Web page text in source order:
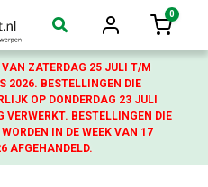
Login
0
ZATERDAG 25 JULI T/M
2026. BESTELLINGEN DIE
OP DONDERDAG 23 JULI
VERWERKT. BESTELLINGEN DIE
IN DE WEEK VAN 17
AFGEHANDELD.